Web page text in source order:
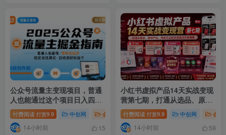
公众号流量主变现项目，普通
人也能通过这个项目日入四位
数(更新26年8月)
付费阅读 打赏9.9 中创网 会员免费 # 公众号流量主变现项目 # 普通
14小时前 15
小红书虚拟产品14天实战变现
营第七期，打通从选品、原创
产品、内容引流到多渠道成交
全链路
付费阅读 打赏9.9 中创网 会员
14小时前 59